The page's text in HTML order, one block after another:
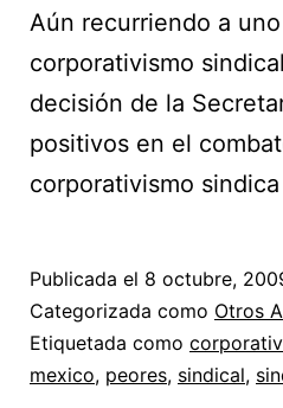
Aún recurriendo a
corporativismo
decisión de la
positivos en el
corporativismo sindica
Publicada el 8 octubre,
Categorizada como Otros
Etiquetada como
mexico, peores, sindical,